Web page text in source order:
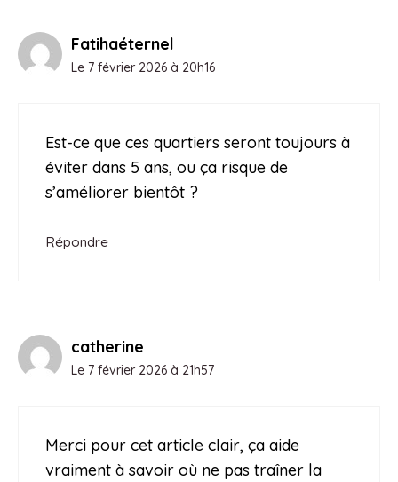
Fatihaéternel
Le 7 février 2026 à 20h16
Est-ce que ces quartiers seront toujours à
éviter dans 5 ans, ou ça risque de
s’améliorer bientôt ?
Répondre
catherine
Le 7 février 2026 à 21h57
Merci pour cet article clair, ça aide
vraiment à savoir où ne pas traîner la